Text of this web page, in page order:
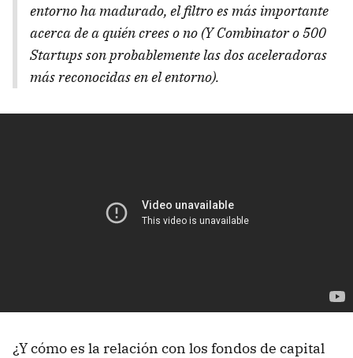
entorno ha madurado, el filtro es más importante
acerca de a quién crees o no (Y Combinator o 500
Startups son probablemente las dos aceleradoras
más reconocidas en el entorno).
¿Y cómo es la relación con los fondos de capital